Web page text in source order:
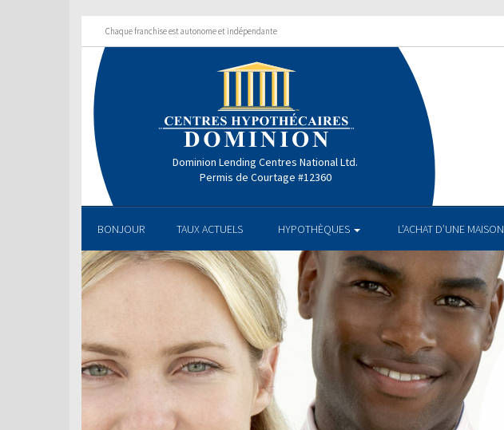
Chaque franchise est autonome et indépendante
Dominion Lending Centres National Ltd.
Permis de Courtage #12360
BONJOUR TAUX ACTUELS HYPOTHÈQUES L’ACHAT D’UNE MAISON